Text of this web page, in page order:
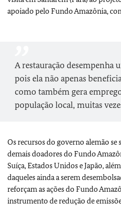
apoiado pelo Fundo Amazônia,
A restauração desempenha
pois ela não apenas
como também gera
população local, muitas
Os recursos do governo alemão
demais doadores do Fundo
Suíça, Estados Unidos e Japão,
daqueles ainda a serem
reforçam as ações do Fundo
instrumento de redução de